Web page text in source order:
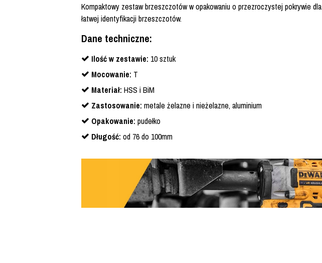
Kompaktowy zestaw brzeszczotów w opakowaniu o przezroczystej pokrywie dla
łatwej identyfikacji brzeszczotów.
Dane techniczne:
Ilość w zestawie: 10 sztuk
Mocowanie: T
Materiał: HSS i BiM
Zastosowanie: metale żelazne i nieżelazne, aluminium
Opakowanie: pudełko
Długość: od 76 do 100mm